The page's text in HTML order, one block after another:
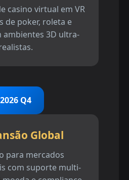
casino virtual em VR
de poker, roleta e
ambientes 3D ultra-
2026 Q4
Global
para mercados
com suporte multi-